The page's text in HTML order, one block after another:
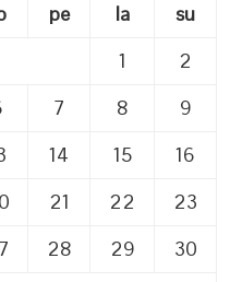
pe la
su
1
2
7 8
9
14 15
16
21 22
23
28 29
30